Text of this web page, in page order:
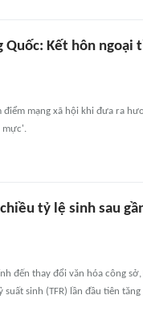
Kết hôn ngoại
điểm mạng xã hội khi đưa ra
mực'.
tỷ lệ sinh sau
đến thay đổi văn hóa công sở,
sinh (TFR) lần đầu tiên